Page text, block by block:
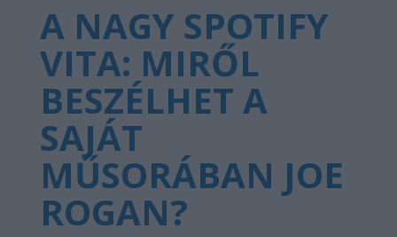
A NAGY SPOTIFY
VITA: MIRŐL
BESZÉLHET A
SAJÁT
MŰSORÁBAN JOE
ROGAN?